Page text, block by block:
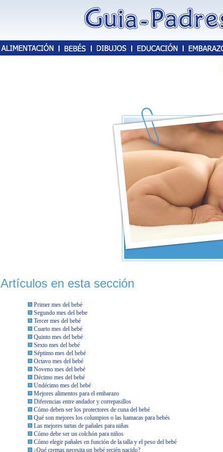
Artículos en esta sección
Primer mes del bebé
Segundo mes del bebe
Tercer mes del bebé
Cuarto mes del bebé
Quinto mes del bebé
Sexto mes del bebé
Séptimo mes del bebé
Octavo mes del bebé
Noveno mes del bebé
Décimo mes del bebé
Undécimo mes del bebé
Mejores alimentos para el embarazo
Diferencias entre andador y correpasillos
Cómo deben ser los protectores de cuna del bebé
Qué son mejores los columpios o las hamacas para bebés
Las mejores tartas de pañales para niñas
Cómo debe ser un colchón para niños
Cómo elegir pañales en función de la talla y el peso del bebé
¿Qué cremas necesita un bebé recién nacido?